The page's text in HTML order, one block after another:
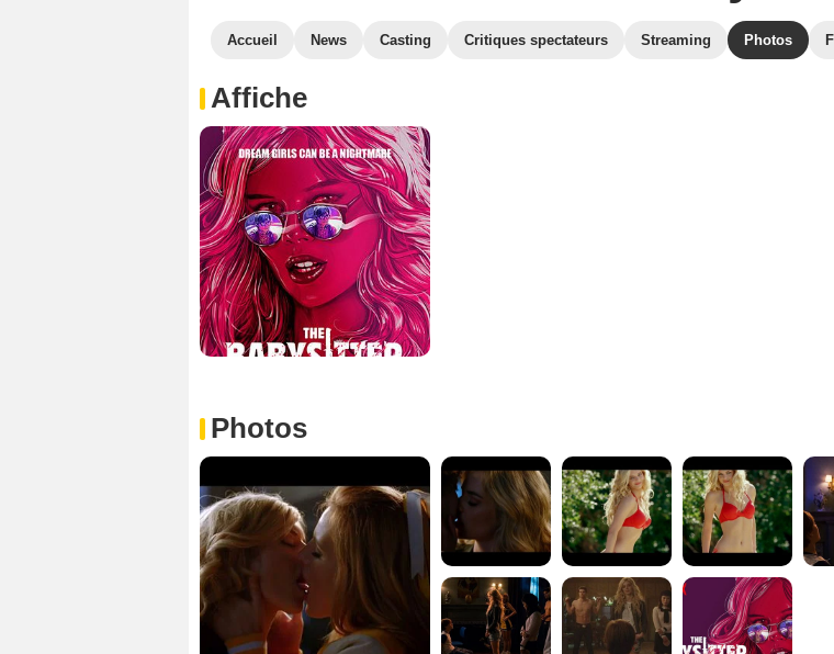
Accueil News Casting Critiques spectateurs Streaming Photos
Affiche
Photos